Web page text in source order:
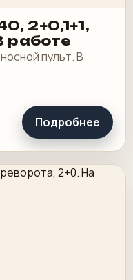
2+0,1+1,
работе
пульт. В
Подробнее